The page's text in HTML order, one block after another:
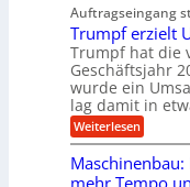
e
n
b
a
u
a
u
f
e
n
f
ü
h
r
u
n
g
e
n
r
t
u
n
g
s
r
e
i
e
Auftragseingang
Trumpf erzielt
Trumpf hat die
Geschäftsjahr
wurde ein
lag damit in
Weiterlesen:
T
u